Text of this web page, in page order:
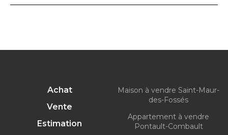
Achat
Vente
Estimation
Maison à vendre Saint-Maur-
des-Fossés
Appartement à vendre
Pontault-Combault